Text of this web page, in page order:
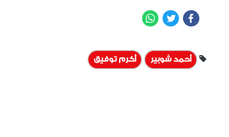
Facebook
Twitter
أحمد شوبير أكرم توفيق